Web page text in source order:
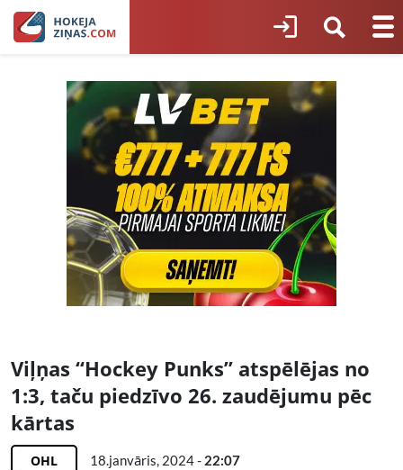
Viļņas “Hockey Punks” atspēlējas no
1:3, taču piedzīvo 26. zaudējumu pēc
kārtas
OHL 18.janvāris, 2024 - 22:07